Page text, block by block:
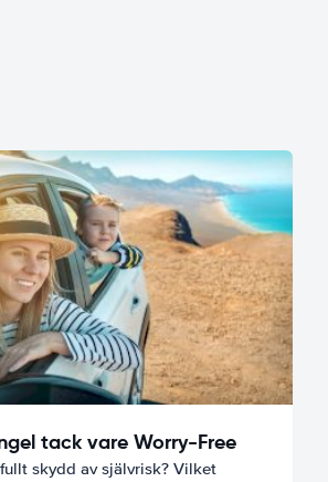
tack vare Worry-Free
skydd av självrisk? Vilket